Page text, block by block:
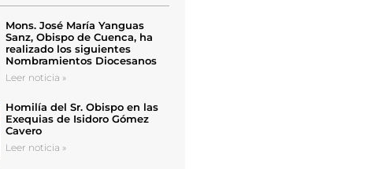
Mons. José María Yanguas
Sanz, Obispo de Cuenca, ha
realizado los siguientes
Nombramientos Diocesanos
Leer noticia »
Homilía del Sr. Obispo en las
Exequias de Isidoro Gómez
Cavero
Leer noticia »